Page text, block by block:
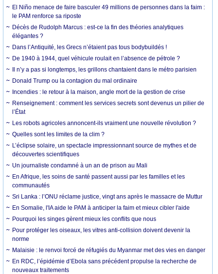
El Niño menace de faire basculer 49 millions de personnes dans la faim :
le PAM renforce sa riposte
Décès de Rudolph Marcus : est-ce la fin des théories analytiques
élégantes ?
Dans l’Antiquité, les Grecs n’étaient pas tous bodybuildés !
De 1940 à 1944, quel véhicule roulait en l’absence de pétrole ?
Il n’y a pas si longtemps, les grillons chantaient dans le métro parisien
Donald Trump ou la contagion du mal ordinaire
Incendies : le retour à la maison, angle mort de la gestion de crise
Renseignement : comment les services secrets sont devenus un pilier de
l’État
Les robots agricoles annoncent-ils vraiment une nouvelle révolution ?
Quelles sont les limites de la clim ?
L’éclipse solaire, un spectacle impressionnant source de mythes et de
découvertes scientifiques
Un journaliste condamné à un an de prison au Mali
En Afrique, les soins de santé passent aussi par les familles et les
communautés
Sri Lanka : l’ONU réclame justice, vingt ans après le massacre de Muttur
En Somalie, l'IA aide le PAM à anticiper la faim et mieux cibler l'aide
Pourquoi les singes gèrent mieux les conflits que nous
Pour protéger les oiseaux, les vitres anti-collision doivent devenir la
norme
Malaisie : le renvoi forcé de réfugiés du Myanmar met des vies en danger
En RDC, l’épidémie d’Ebola sans précédent propulse la recherche de
nouveaux traitements